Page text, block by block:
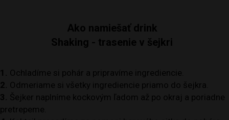
Ako namiešať drink
Shaking - trasenie v šejkri
1. Ochladíme si pohár a pripravíme ingrediencie.
2. Odmeriame si všetky ingrediencie priamo do šejkra.
3. Šejker naplníme kockovým ľadom až po okraj a poriadne
pretrepeme.